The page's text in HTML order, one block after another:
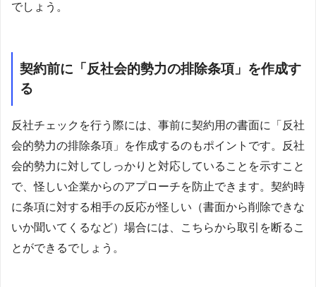
でしょう。
契約前に「反社会的勢力の排除条項」を作成す
る
反社チェックを行う際には、事前に契約用の書面に「反社
会的勢力の排除条項」を作成するのもポイントです。反社
会的勢力に対してしっかりと対応していることを示すこと
で、怪しい企業からのアプローチを防止できます。契約時
に条項に対する相手の反応が怪しい（書面から削除できな
いか聞いてくるなど）場合には、こちらから取引を断るこ
とができるでしょう。